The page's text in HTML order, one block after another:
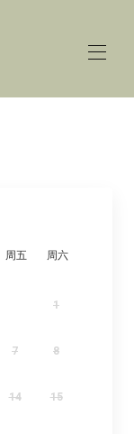
周五 周六
1
7 8
14 15